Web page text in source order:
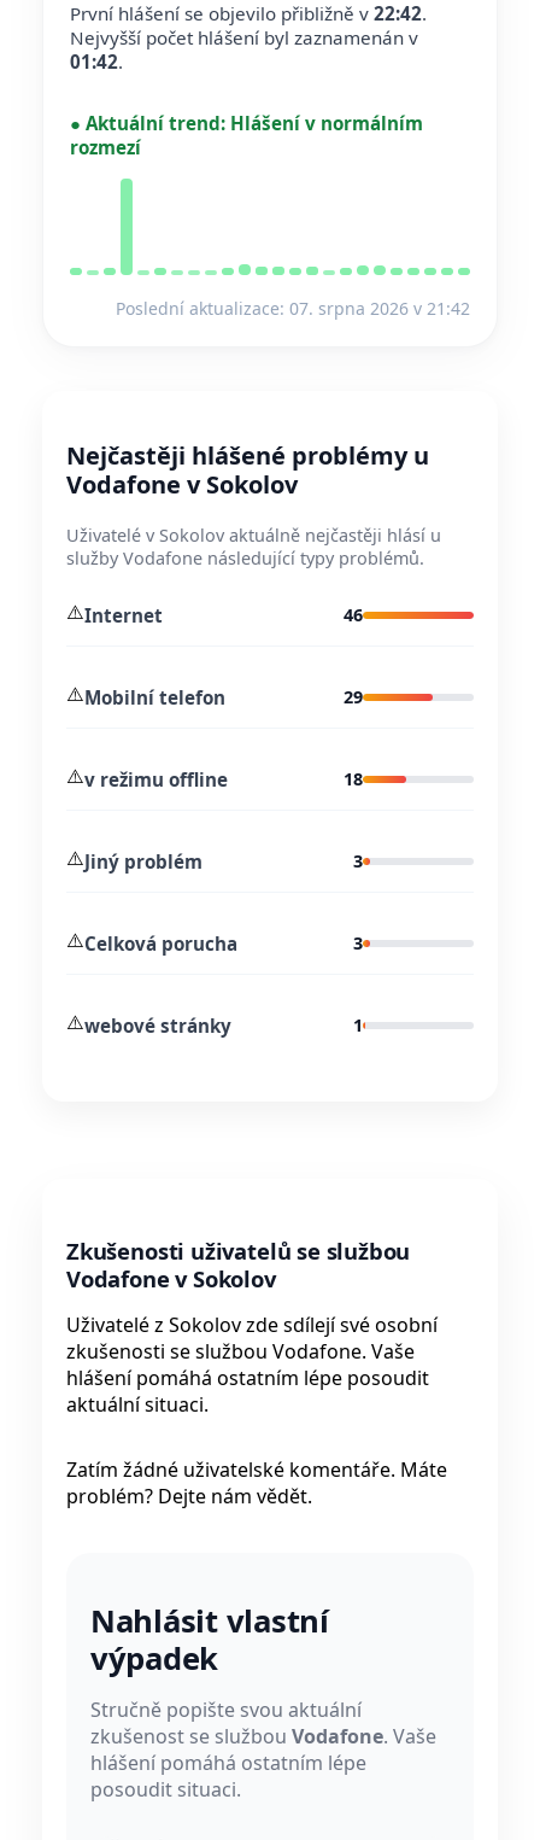
První hlášení se objevilo přibližně v 22:42.
Nejvyšší počet hlášení byl zaznamenán v
01:42.
● Aktuální trend: Hlášení v normálním
rozmezí
Poslední aktualizace: 07. srpna 2026 v 21:42
Nejčastěji hlášené problémy u
Vodafone v Sokolov
Uživatelé v Sokolov aktuálně nejčastěji hlásí u
služby Vodafone následující typy problémů.
⚠️Internet 46
⚠️Mobilní telefon 29
⚠️v režimu offline 18
⚠️Jiný problém 3
⚠️Celková porucha 3
⚠️webové stránky 1
Zkušenosti uživatelů se službou
Vodafone v Sokolov
Uživatelé z Sokolov zde sdílejí své osobní
zkušenosti se službou Vodafone. Vaše
hlášení pomáhá ostatním lépe posoudit
aktuální situaci.
Zatím žádné uživatelské komentáře. Máte
problém? Dejte nám vědět.
Nahlásit vlastní
výpadek
Stručně popište svou aktuální
zkušenost se službou Vodafone. Vaše
hlášení pomáhá ostatním lépe
posoudit situaci.